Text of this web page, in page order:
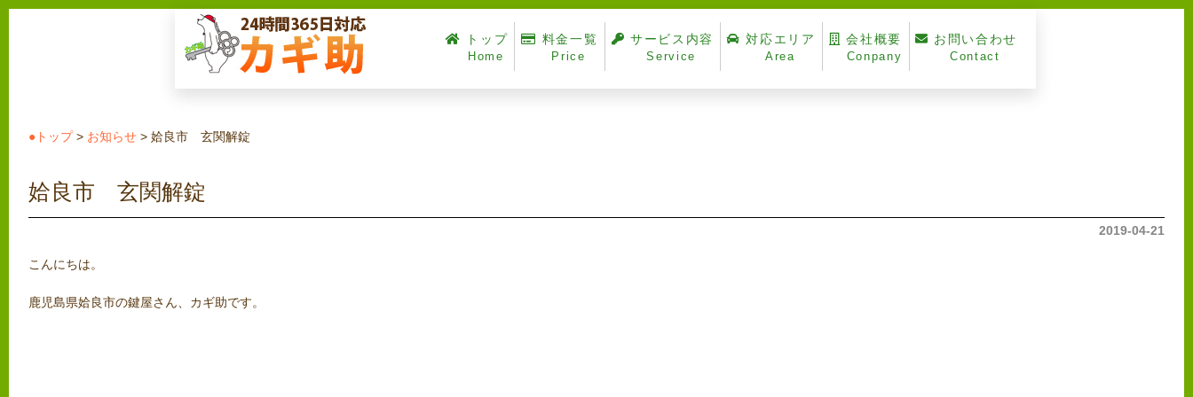
トップ
Home
料金一覧
Price
サービス内容
Service
対応エリア
Area
会社概要
Conpany
お問い合わせ
Contact
●トップ> お知らせ > 姶良市 玄関解錠
姶良市 玄関解錠
2019-04-21
こんにちは。
鹿児島県姶良市の鍵屋さん、カギ助です。